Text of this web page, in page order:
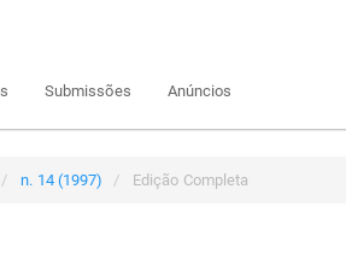
Submissões Anúncios
n. 14 (1997) Edição Completa